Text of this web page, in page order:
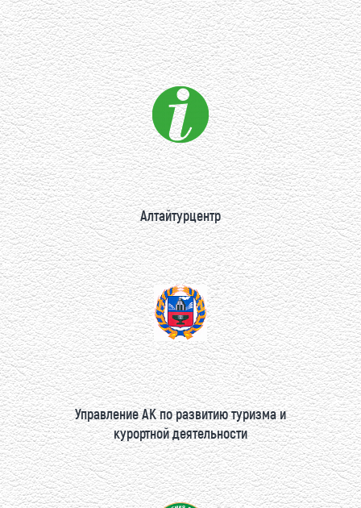
Алтайтурцентр
Управление АК по развитию туризма и
курортной деятельности